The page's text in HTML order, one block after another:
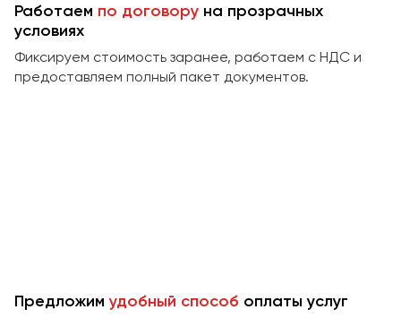
Работаем по договору на прозрачных
условиях
Фиксируем стоимость заранее, работаем с НДС и
предоставляем полный пакет документов.
Предложимудобный способ оплаты услуг